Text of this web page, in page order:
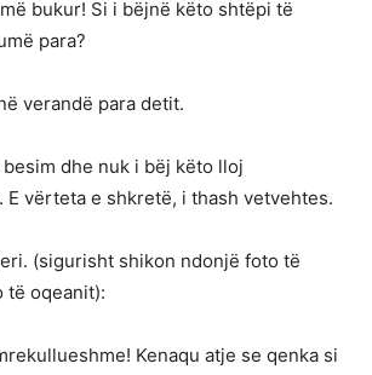
bukur! Si i bëjnë këto shtëpi të
para?
verandë para detit.
dhe nuk i bëj këto lloj
E vërteta e shkretë, i thash vetvehtes.
(sigurisht shikon ndonjë foto të
të oqeanit):
Kenaqu atje se qenka si